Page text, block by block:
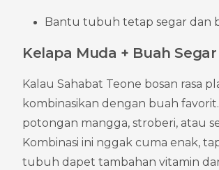
Bantu tubuh tetap segar dan
Kelapa Muda + Buah Segar
Kalau Sahabat Teone bosan rasa
kombinasikan dengan buah
potongan mangga, stroberi, atau
Kombinasi ini nggak cuma enak,
tubuh dapet tambahan vitamin